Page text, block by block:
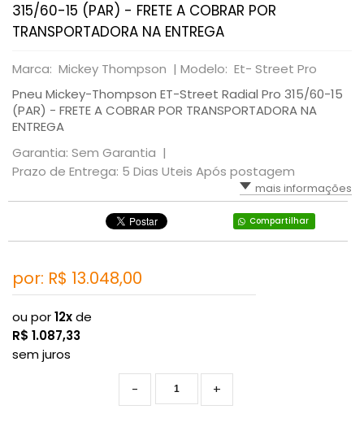
315/60-15 (PAR) - FRETE A COBRAR POR
TRANSPORTADORA NA ENTREGA
Marca: Mickey Thompson | Modelo: Et- Street Pro
Pneu Mickey-Thompson ET-Street Radial Pro 315/60-15
(PAR) - FRETE A COBRAR POR TRANSPORTADORA NA
ENTREGA
Garantia: Sem Garantia |
Prazo de Entrega: 5 Dias Uteis Após postagem
mais informações
Compartilhar
por: R$ 13.048,00
ou por12xde
R$ 1.087,33
sem juros
+
-